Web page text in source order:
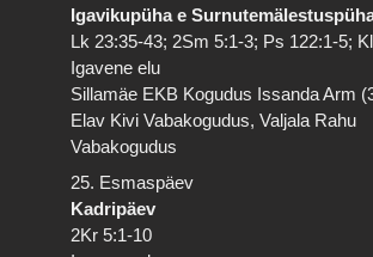
Igavikupüha e
Lk 23:35-43; 2Sm 5:1-3; Ps 122:1-5;
Igavene elu
Sillamäe EKB Kogudus Issanda Arm
Elav Kivi Vabakogudus, Valjala Rahu
Vabakogudus
25. Esmaspäev
Kadripäev
2Kr 5:1-10